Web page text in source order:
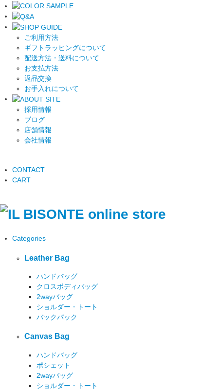
ご利用方法
ギフトラッピングについて
配送方法・送料について
お支払方法
返品交換
お手入れについて
採用情報
ブログ
店舗情報
会社情報
CONTACT
CART
Categories
Leather Bag
ハンドバッグ
クロスボディバッグ
2wayバッグ
ショルダー・トート
バックパック
Canvas Bag
ハンドバッグ
ポシェット
2wayバッグ
ショルダー・トート